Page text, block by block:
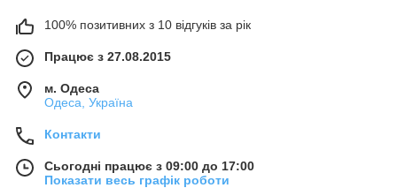
100% позитивних з 10 відгуків за рік
Працює з 27.08.2015
м. Одеса
Одеса, Україна
Контакти
Сьогодні працює з 09:00 до 17:00
Показати весь графік роботи